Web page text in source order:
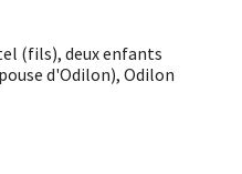
(fils), deux enfants
d'Odilon), Odilon